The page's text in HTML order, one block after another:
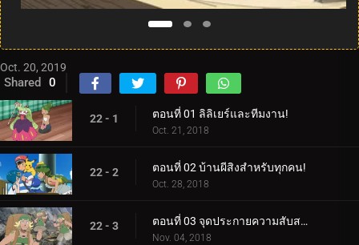
Oct. 20, 2019
Shared 0
22 - 1 ตอนที่ 01 ลิลิเยร์และทีมงาน!
Oct. 21, 2018
22 - 2 ตอนที่ 02 บ้านผีสิงสำหรับทุกคน!
Oct. 28, 2018
22 - 3 ตอนที่ 03 จุดประกายความสับสน!
Nov. 04, 2018